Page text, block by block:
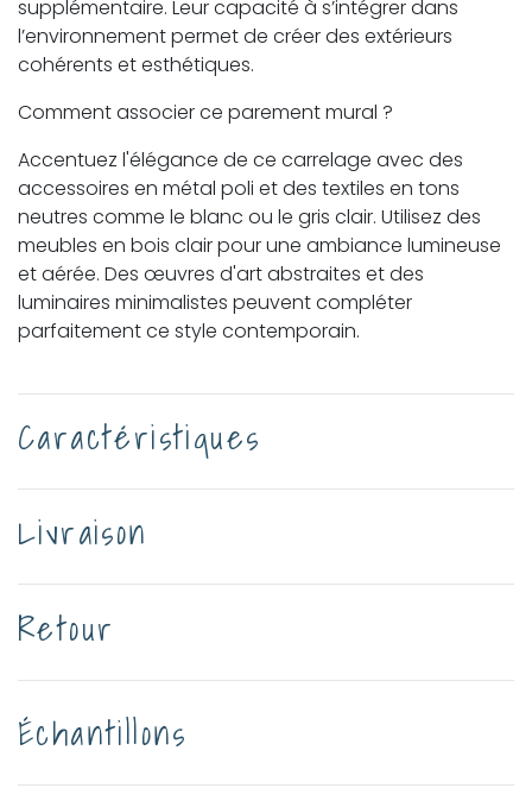
supplémentaire. Leur capacité à s’intégrer dans
l’environnement permet de créer des extérieurs
cohérents et esthétiques.
Comment associer ce parement mural ?
Accentuez l'élégance de ce carrelage avec des
accessoires en métal poli et des textiles en tons
neutres comme le blanc ou le gris clair. Utilisez des
meubles en bois clair pour une ambiance lumineuse
et aérée. Des œuvres d'art abstraites et des
luminaires minimalistes peuvent compléter
parfaitement ce style contemporain.
Caractéristiques
Livraison
Retour
Échantillons